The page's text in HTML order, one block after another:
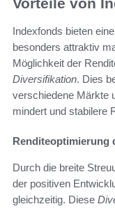
Indexfonds bieten
besonders attraktiv
Möglichkeit der
Diversifikation. Dies
verschiedene Märkte
mindert und stabilere
Renditeoptimierung
Durch die breite
der positiven
gleichzeitig. Diese